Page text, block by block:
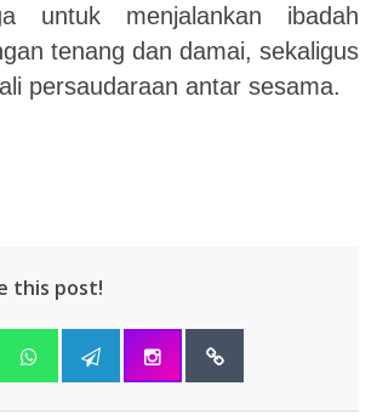
untuk menjalankan ibadah
tenang dan damai, sekaligus
persaudaraan antar sesama.
this post!